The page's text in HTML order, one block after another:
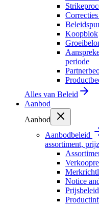
Koopblok
periode
Alles van Beleid
Aanbod
Aanbod
Aanbodbeleid
assortiment,
Notice
Prijsbeleid